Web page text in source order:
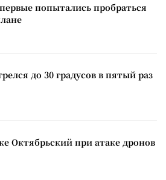
попытались пробраться
до 30 градусов в пятый раз
Октябрьский при атаке дронов